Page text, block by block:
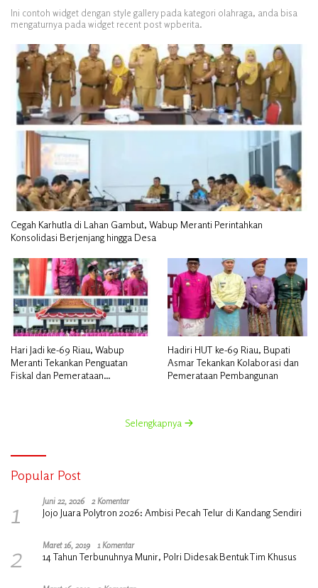
Ini contoh widget dengan style gallery pada kategori olahraga, anda bisa
mengaturnya pada widget recent post wpberita.
Cegah Karhutla di Lahan Gambut, Wabup Meranti Perintahkan
Konsolidasi Berjenjang hingga Desa
Hari Jadi ke-69 Riau, Wabup
Meranti Tekankan Penguatan
Fiskal dan Pemerataan
Hadiri HUT ke-69 Riau, Bupati
Asmar Tekankan Kolaborasi dan
Pemerataan Pembangunan
Selengkapnya
Popular Post
1 Juni 22, 2026 2 Komentar
Jojo Juara Polytron 2026: Ambisi Pecah Telur di Kandang Sendiri
2 Maret 16, 2019 1 Komentar
14 Tahun Terbunuhnya Munir, Polri Didesak Bentuk Tim Khusus